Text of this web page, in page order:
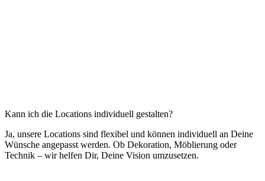
Kann ich die Locations individuell gestalten?
Ja, unsere Locations sind flexibel und können individuell an Deine
Wünsche angepasst werden. Ob Dekoration, Möblierung oder
Technik – wir helfen Dir, Deine Vision umzusetzen.